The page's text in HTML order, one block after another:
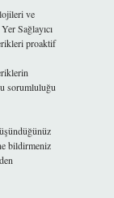
ve
Sağlayıcı
proaktif
sorumluluğu
bildirmeniz